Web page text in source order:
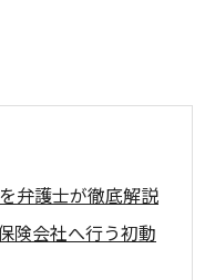
弁護士が徹底解説
険会社へ行う初動